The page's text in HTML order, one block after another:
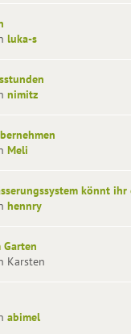
luka-s
nimitz
Meli
könnt ihr
hennry
Karsten
abimel